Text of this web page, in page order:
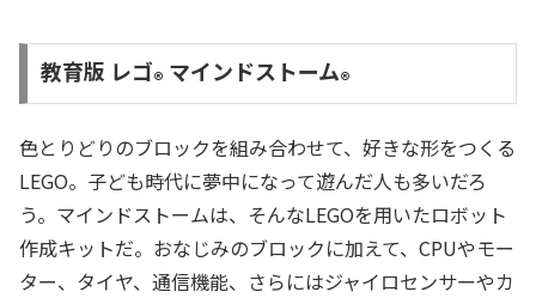
教育版 レゴ® マインドストーム®
色とりどりのブロックを組み合わせて、好きな形をつくる
LEGO。子ども時代に夢中になって遊んだ人も多いだろ
う。マインドストームは、そんなLEGOを用いたロボット
作成キットだ。おなじみのブロックに加えて、CPUやモー
ター、タイヤ、通信機能、さらにはジャイロセンサーやカ